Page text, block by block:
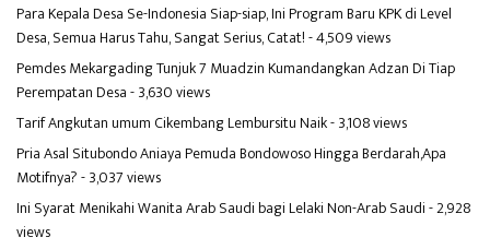
Para Kepala Desa Se-Indonesia Siap-siap, Ini Program Baru KPK di Level
Desa, Semua Harus Tahu, Sangat Serius, Catat!- 4,509 views
Pemdes Mekargading Tunjuk 7 Muadzin Kumandangkan Adzan Di Tiap
Perempatan Desa- 3,630 views
Tarif Angkutan umum Cikembang Lembursitu Naik- 3,108 views
Pria Asal Situbondo Aniaya Pemuda Bondowoso Hingga Berdarah,Apa
Motifnya?- 3,037 views
Ini Syarat Menikahi Wanita Arab Saudi bagi Lelaki Non-Arab Saudi- 2,928
views